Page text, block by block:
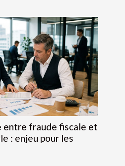
fraude fiscale et
: enjeu pour les